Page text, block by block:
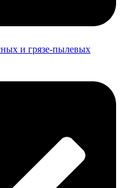
и грязе-пылевых